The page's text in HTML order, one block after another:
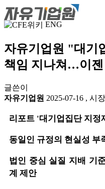
ENG
자유기업원 "대기
책임 지나쳐…이
글쓴이
자유기업원 2025-07-16 , 시
리포트 '대기업집단 지정
동일인 규정의 현실성 부
법인 중심 실질 지배 기
계 제안